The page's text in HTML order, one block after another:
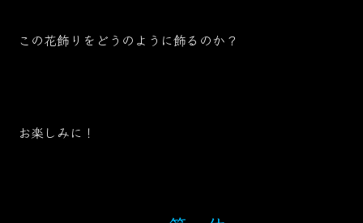
この花飾りをどうのように飾るのか？
お楽しみに！